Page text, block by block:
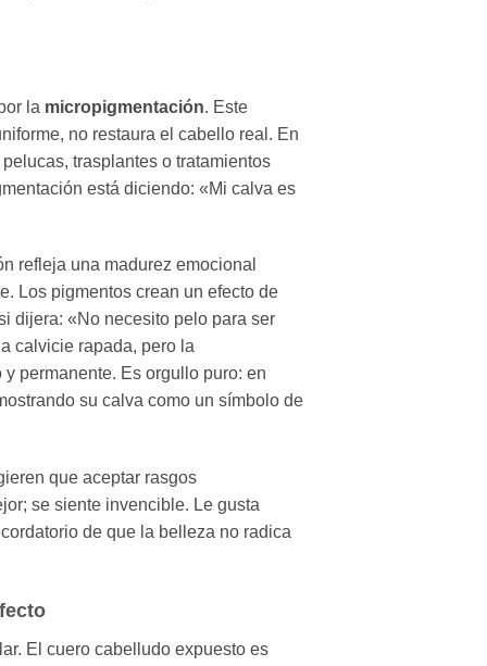
la micropigmentación. Este
no restaura el cabello real. En
trasplantes o tratamientos
está diciendo: «Mi calva es
refleja una madurez emocional
Los pigmentos crean un efecto de
dijera: «No necesito pelo para ser
calvicie rapada, pero la
permanente. Es orgullo puro: en
su calva como un símbolo de
que aceptar rasgos
se siente invencible. Le gusta
de que la belleza no radica
El cuero cabelludo expuesto es